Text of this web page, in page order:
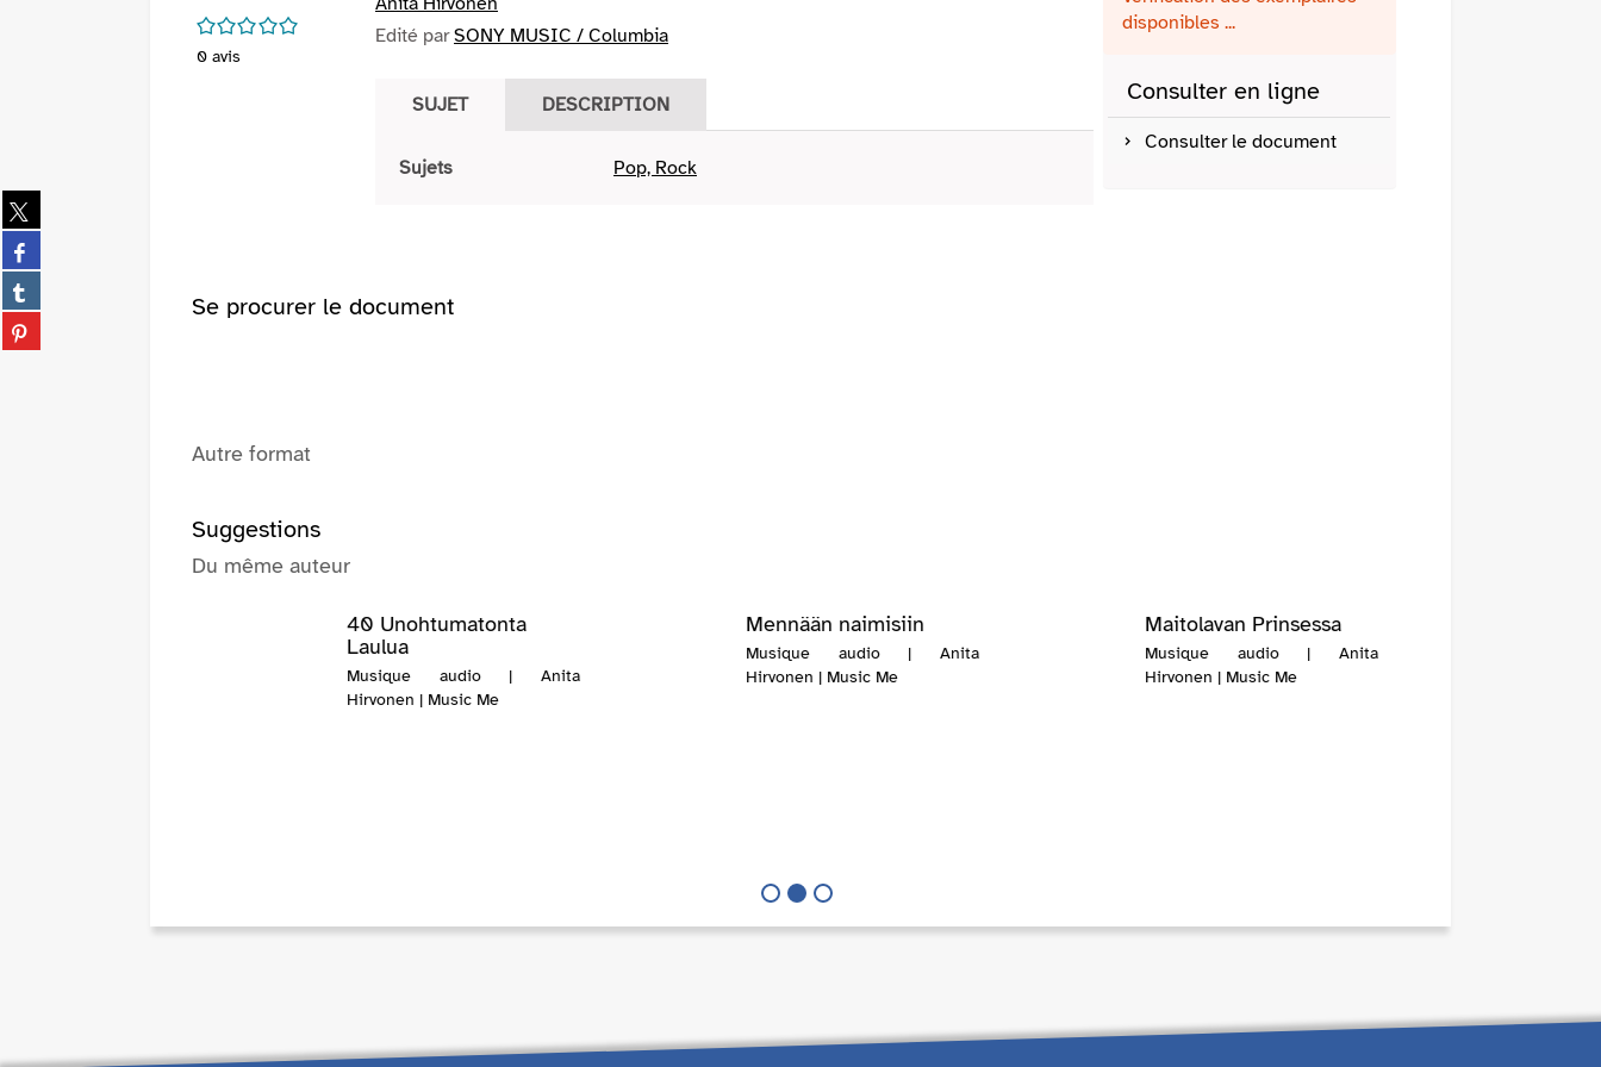
Partager
sur
twitter
(Nouvelle
fenêtre)
Partager
sur
facebook
(Nouvelle
fenêtre)
Partager
sur
tumblr
Partager
sur
/5
0 avis
Edité parSONY MUSIC / Columbia
SUJET DESCRIPTION
Sujets Pop, Rock
disponibles ...
Consulter en ligne
Consulter le document
Se procurer le document
Autre format
Suggestions
Du même auteur
Mennään naimisiin
Musique audio | Anita
Hirvonen | Music Me
Maitolavan Prinsessa
Musique audio | Anita
Hirvonen | Music Me
40 Unohtumatonta
Laulua
Musique audio | Anita
Hirvonen | Music Me